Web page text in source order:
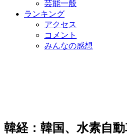
芸能一般
ランキング
アクセス
コメント
みんなの感想
韓経：韓国、水素自